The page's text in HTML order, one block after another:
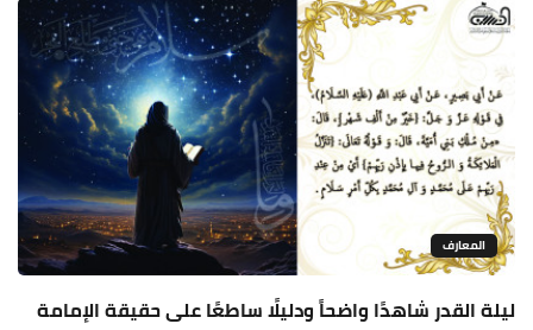
المعارف
ليلة القدر شاهدًا واضحاً ودليلًا ساطعًا على حقيقة الإمامة